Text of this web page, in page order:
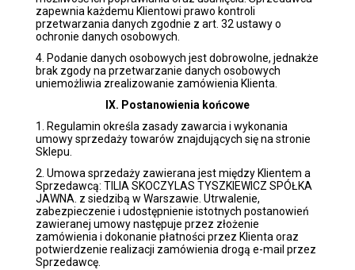
zapewnia każdemu Klientowi prawo kontroli
przetwarzania danych zgodnie z art. 32 ustawy o
ochronie danych osobowych.
4. Podanie danych osobowych jest dobrowolne, jednakże
brak zgody na przetwarzanie danych osobowych
uniemożliwia zrealizowanie zamówienia Klienta.
IX. Postanowienia końcowe
1. Regulamin określa zasady zawarcia i wykonania
umowy sprzedaży towarów znajdujących się na stronie
Sklepu.
2. Umowa sprzedaży zawierana jest między Klientem a
Sprzedawcą: TILIA SKOCZYLAS TYSZKIEWICZ SPÓŁKA
JAWNA. z siedzibą w Warszawie. Utrwalenie,
zabezpieczenie i udostępnienie istotnych postanowień
zawieranej umowy następuje przez złożenie
zamówienia i dokonanie płatności przez Klienta oraz
potwierdzenie realizacji zamówienia drogą e-mail przez
Sprzedawcę.